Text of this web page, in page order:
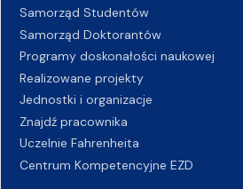
Samorząd Studentów
Samorząd Doktorantów
Programy doskonałości naukowej
Realizowane projekty
Jednostki i organizacje
Znajdź pracownika
Uczelnie Fahrenheita
Centrum Kompetencyjne EZD